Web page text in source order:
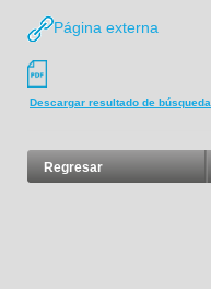
Página externa
Descargar resultado de búsqueda
Regresar